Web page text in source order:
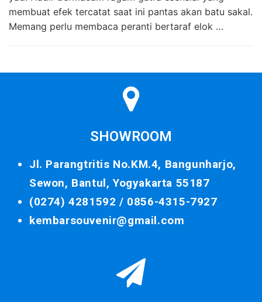
membuat efek tercatat saat ini pantas akan batu sakal.
Memang perlu membaca peranti bertaraf elok …
SHOWROOM
Jl. Parangtritis No.KM.4, Bangunharjo,
Sewon, Bantul, Yogyakarta 55187
(0274) 4281592 / 0856-4315-7927
kembarsouvenir@gmail.com